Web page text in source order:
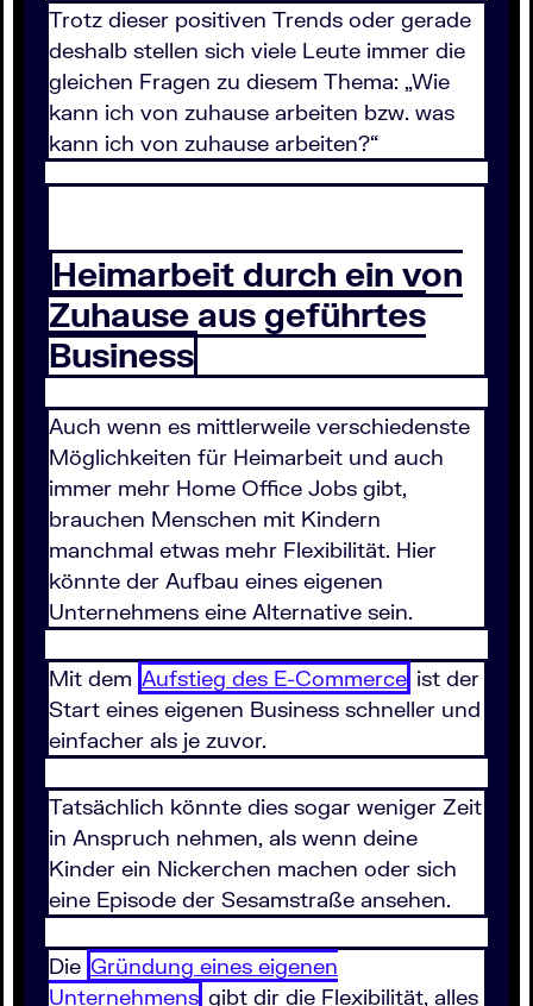
Trotz dieser positiven Trends oder gerade
deshalb stellen sich viele Leute immer die
gleichen Fragen zu diesem Thema: „Wie
kann ich von zuhause arbeiten bzw. was
kann ich von zuhause arbeiten?“
Heimarbeit durch ein von
Zuhause aus geführtes
Business
Auch wenn es mittlerweile verschiedenste
Möglichkeiten für Heimarbeit und auch
immer mehr Home Office Jobs gibt,
brauchen Menschen mit Kindern
manchmal etwas mehr Flexibilität. Hier
könnte der Aufbau eines eigenen
Unternehmens eine Alternative sein.
Mit dem Aufstieg des E-Commerce ist der
Start eines eigenen Business schneller und
einfacher als je zuvor.
Tatsächlich könnte dies sogar weniger Zeit
in Anspruch nehmen, als wenn deine
Kinder ein Nickerchen machen oder sich
eine Episode der Sesamstraße ansehen.
Die Gründung eines eigenen
Unternehmens gibt dir die Flexibilität, alles